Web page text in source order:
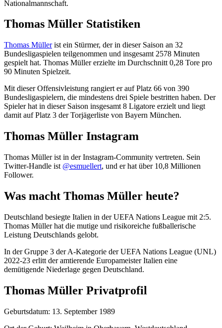
Nationalmannschaft.
Thomas Müller Statistiken
Thomas Müllerist ein Stürmer, der in dieser Saison an 32
Bundesligaspielen teilgenommen und insgesamt 2578 Minuten
gespielt hat. Thomas Müller erzielte im Durchschnitt 0,28 Tore pro
90 Minuten Spielzeit.
Mit dieser Offensivleistung rangiert er auf Platz 66 von 390
Bundesligaspielern, die mindestens drei Spiele bestritten haben. Der
Spieler hat in dieser Saison insgesamt 8 Ligatore erzielt und liegt
damit auf Platz 3 der Torjägerliste von Bayern München.
Thomas Müller Instagram
Thomas Müller ist in der Instagram-Community vertreten. Sein
Twitter-Handle ist @esmuellert, und er hat über 10,8 Millionen
Follower.
Was macht Thomas Müller heute?
Deutschland besiegte Italien in der UEFA Nations League mit 2:5.
Thomas Müller hat die mutige und risikoreiche fußballerische
Leistung Deutschlands gelobt.
In der Gruppe 3 der A-Kategorie der UEFA Nations League (UNL)
2022-23 erlitt der amtierende Europameister Italien eine
demütigende Niederlage gegen Deutschland.
Thomas Müller Privatprofil
Geburtsdatum: 13. September 1989